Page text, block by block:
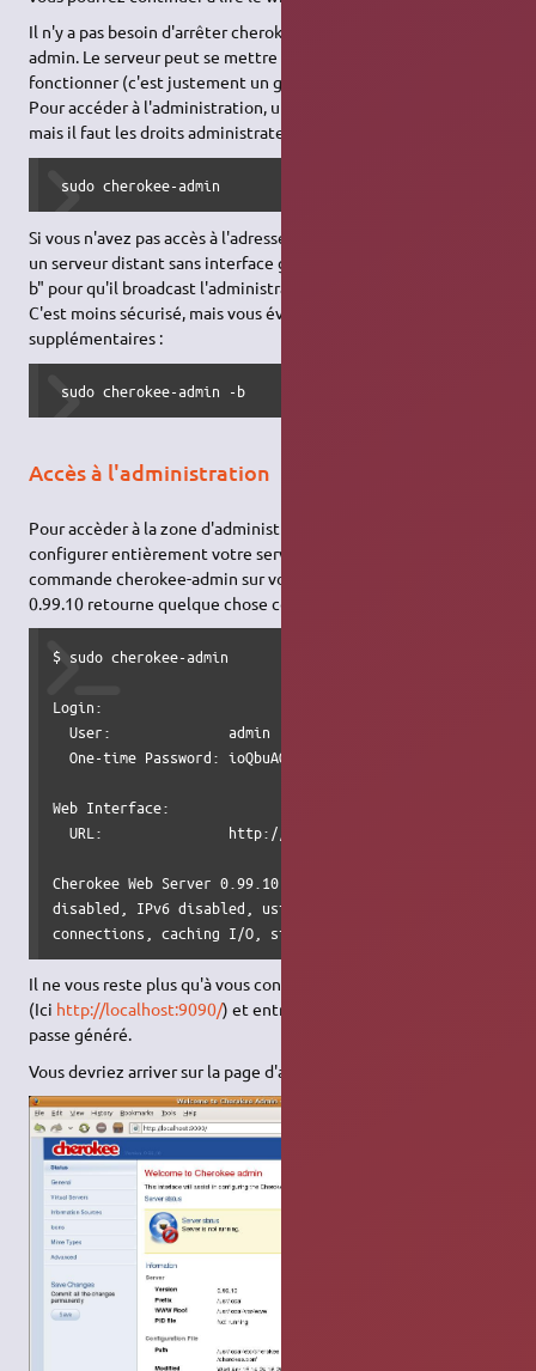
Il n'y a pas besoin d'arrêter cherokee pour lancer cherokee-
admin. Le serveur peut se mettre à jour et continuer à
fonctionner (c'est justement un grande force de Cherokee).
Pour accéder à l'administration, une seule commande suffit,
mais il faut les droits administrateurs :
sudo cherokee-admin
Si vous n'avez pas accès à l'adresse 127.0.0.1 (cherokee est sur
un serveur distant sans interface graphique), utilisez l'option "-
b" pour qu'il broadcast l'administration sur toutes les adresses.
C'est moins sécurisé, mais vous évitera des configurations
supplémentaires :
sudo cherokee-admin -b
Accès à l'administration
Pour accèder à la zone d'administration de cherokee, et donc,
configurer entièrement votre serveur web, il faut utiliser la
commande cherokee-admin sur votre serveur. Pour la version
0.99.10 retourne quelque chose comme ceci :
$ sudo cherokee-admin
Login:
  User:              admin
  One-time Password: ioQbuAOaE9pFPtXR
Web Interface:
  URL:               http://localhost:9090/
Cherokee Web Server 0.99.10 (Apr 15 2009): Listening on
disabled, IPv6 disabled, using epoll, 1024 fds system
connections, caching I/O, single thread
Il ne vous reste plus qu'à vous connecter à l'adresse indiquée
(Ici http://localhost:9090/) et entrer le login
passe généré.
Vous devriez arriver sur la page d'administration de Cherokee :